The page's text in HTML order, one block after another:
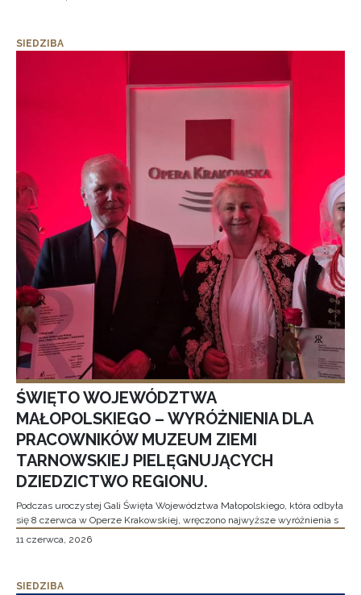
SIEDZIBA
ŚWIĘTO WOJEWÓDZTWA
MAŁOPOLSKIEGO – WYRÓŻNIENIA DLA
PRACOWNIKÓW MUZEUM ZIEMI
TARNOWSKIEJ PIELĘGNUJĄCYCH
DZIEDZICTWO REGIONU.
Podczas uroczystej Gali Święta Województwa Małopolskiego, która odbyła
się 8 czerwca w Operze Krakowskiej, wręczono najwyższe wyróżnienia s
11 czerwca, 2026
SIEDZIBA